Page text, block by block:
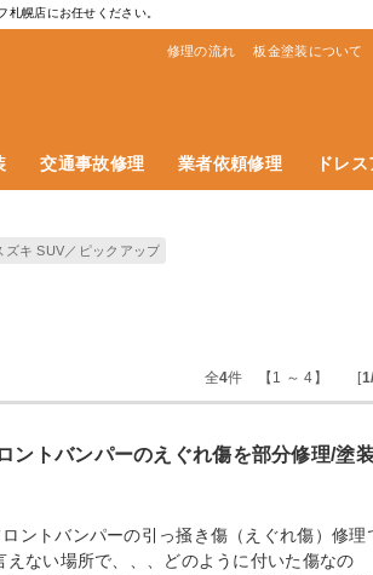
幌店にお任せください。
修理の流れ 板金塗装について
交通事故修理 業者依頼修理 ドレ
ズキ SUV／ピックアップ
全4件 【1 ～ 4】 [
ントバンパーのえぐれ傷を部分修理/塗
ントバンパーの引っ掻き傷（えぐれ傷）修理
えない場所で、、、どのように付いた傷なの